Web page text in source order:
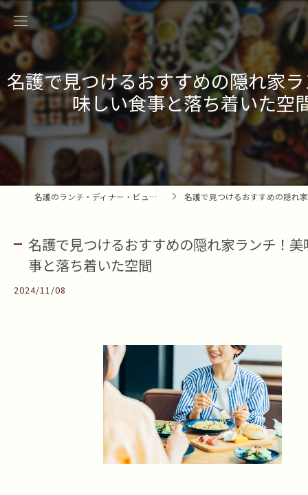
名護で見つけるおすすめの隠れ家
味しい食事と落ち着いた空
名護のランチ・ディナー・ビュッフェ情報メディア 名護で見つけるおすすめの隠れ家ランチ！美味しい
名護で見つけるおすすめの隠れ家ランチ！美
事と落ち着いた空間
2024/11/08